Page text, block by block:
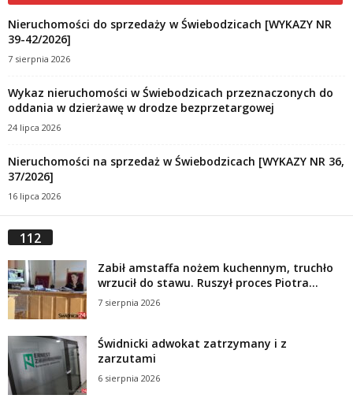
Nieruchomości do sprzedaży w Świebodzicach [WYKAZY NR
39-42/2026]
7 sierpnia 2026
Wykaz nieruchomości w Świebodzicach przeznaczonych do
oddania w dzierżawę w drodze bezprzetargowej
24 lipca 2026
Nieruchomości na sprzedaż w Świebodzicach [WYKAZY NR 36,
37/2026]
16 lipca 2026
112
Zabił amstaffa nożem kuchennym, truchło
wrzucił do stawu. Ruszył proces Piotra...
7 sierpnia 2026
Świdnicki adwokat zatrzymany i z
zarzutami
6 sierpnia 2026